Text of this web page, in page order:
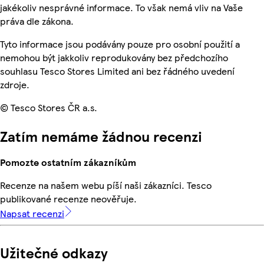
jakékoliv nesprávné informace. To však nemá vliv na Vaše
práva dle zákona.
Tyto informace jsou podávány pouze pro osobní použití a
nemohou být jakkoliv reprodukovány bez předchozího
souhlasu Tesco Stores Limited ani bez řádného uvedení
zdroje.
© Tesco Stores ČR a.s.
Zatím nemáme žádnou recenzi
Pomozte ostatním zákazníkům
Recenze na našem webu píší naši zákazníci. Tesco
publikované recenze neověřuje.
Napsat recenzi
Užitečné odkazy